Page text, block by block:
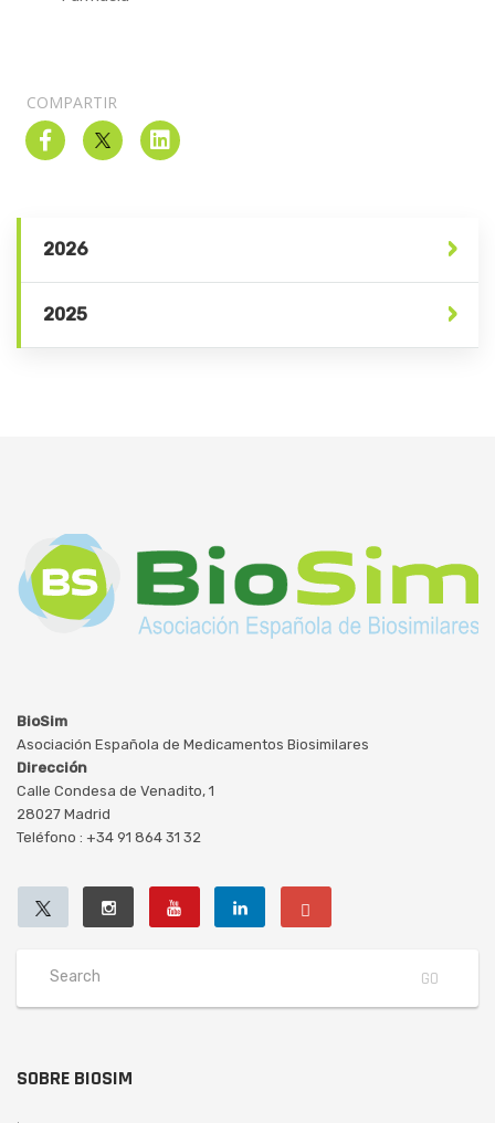
COMPARTIR
2026
2025
BioSim
Asociación Española de Medicamentos Biosimilares
Dirección
Calle Condesa de Venadito, 1
28027 Madrid
Teléfono : +34 91 864 31 32
SOBRE BIOSIM